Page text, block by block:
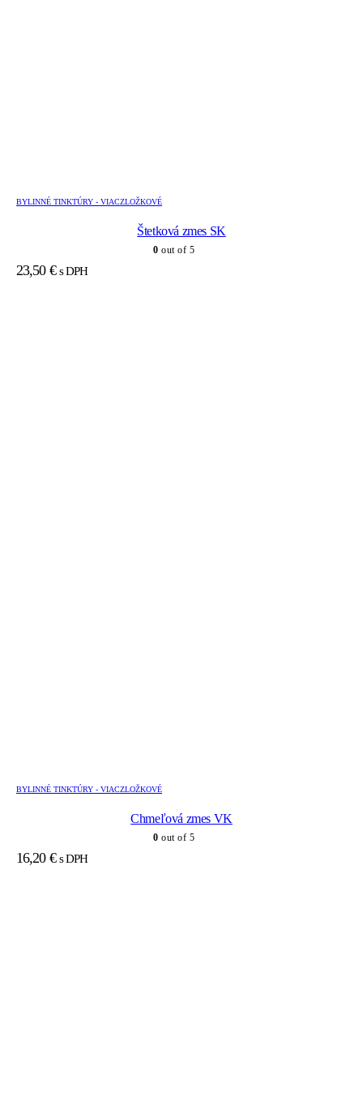
BYLINNÉ TINKTÚRY - VIACZLOŽKOVÉ
Štetková zmes SK
0 out of 5
23,50 € s DPH
BYLINNÉ TINKTÚRY - VIACZLOŽKOVÉ
Chmeľová zmes VK
0 out of 5
16,20 € s DPH